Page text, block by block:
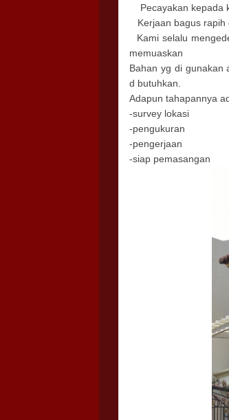
Pecayakan kepada
Kerjaan bagus rapih
Kami selalu
memuaskan
Bahan yg di gunakan
d butuhkan.
Adapun tahapannya
-survey lokasi
-pengukuran
-pengerjaan
-siap pemasangan